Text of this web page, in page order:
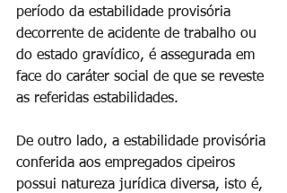
período da estabilidade provisória
decorrente de acidente de trabalho ou
do estado gravídico, é assegurada em
face do caráter social de que se reveste
as referidas estabilidades.
De outro lado, a estabilidade provisória
conferida aos empregados cipeiros
possui natureza jurídica diversa, isto é,